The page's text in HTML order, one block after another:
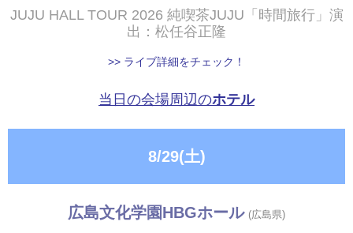
JUJU HALL TOUR 2026 純喫茶JUJU「時間旅行」演
出：松任谷正隆
>> ライブ詳細をチェック！
当日の会場周辺のホテル
8/29(土)
広島文化学園HBGホール (広島県)